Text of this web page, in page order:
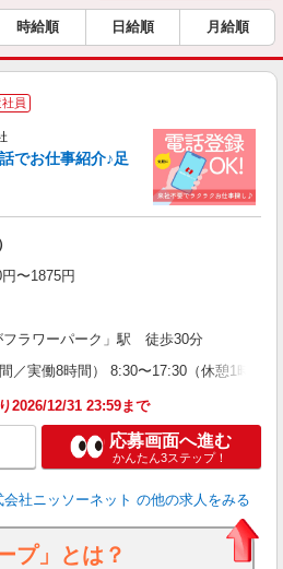
時給順 日給順 月給順
員
でお仕事紹介♪足
〜1875円
ラワーパーク」駅 徒歩30分
／実働8時間） 8:30〜17:30（休憩1時間
2026/12/31 23:59まで
応募画面へ進む
かんたん3ステップ！
会社ニッソーネット の他の求人をみる
プ」とは？